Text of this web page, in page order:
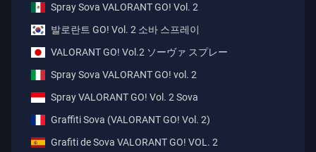
Spray Sova VALORANT GO! Vol. 2
발로란트 GO! Vol. 2 소바 스프레이
VALORANT GO! Vol.2 ソーヴァ スプレー
Spray Sova VALORANT GO! vol. 2
Spray VALORANT GO! Vol. 2 Sova
Graffiti Sova (VALORANT GO! Vol. 2)
Grafiti de Sova VALORANT GO! VOL. 2